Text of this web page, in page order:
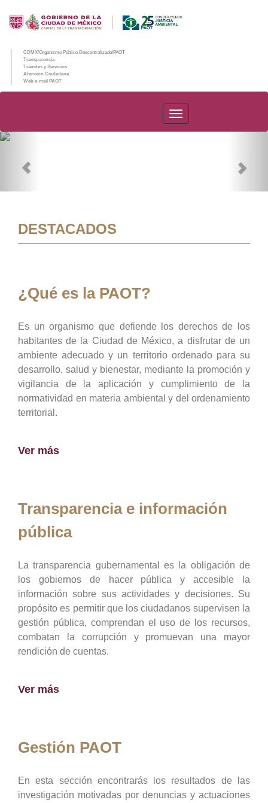
CDMX/Organismo Público Descentralizado/PAOT
Transparencia
Trámites y Servicios
Atención Ciudadana
Web e-mail PAOT
PAOT
DESTACADOS
¿Qué es la PAOT?
Es un organismo que defiende los derechos de los
habitantes de la Ciudad de México, a disfrutar de un
ambiente adecuado y un territorio ordenado para su
desarrollo, salud y bienestar, mediante la promoción y
vigilancia de la aplicación y cumplimiento de la
normatividad en materia ambiental y del ordenamiento
territorial.
Ver más
Transparencia e información
pública
La transparencia gubernamental es la obligación de
los gobiernos de hacer pública y accesible la
información sobre sus actividades y decisiones. Su
propósito es permitir que los ciudadanos supervisen la
gestión pública, comprendan el uso de los recursos,
combatan la corrupción y promuevan una mayor
rendición de cuentas.
Ver más
Gestión PAOT
En esta sección encontrarás los resultados de las
investigación motivadas por denuncias y actuaciones